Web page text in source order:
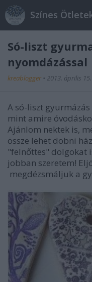
Színes
Só-liszt
nyomdázással
kreablogger • 2013. április 15.
A só-liszt
mint amire
Ajánlom nektek is,
össze lehet dobni
"felnőttes" dolgokat
jobban szeretem!
megdézsmáljuk a